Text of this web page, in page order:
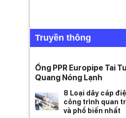
Truyền thông
Ống PPR Europipe Tai
Quang Nóng Lạnh
8 Loại dây cáp
công trình quan
và phổ biến nhất